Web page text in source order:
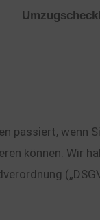
passiert, wenn
können. Wir